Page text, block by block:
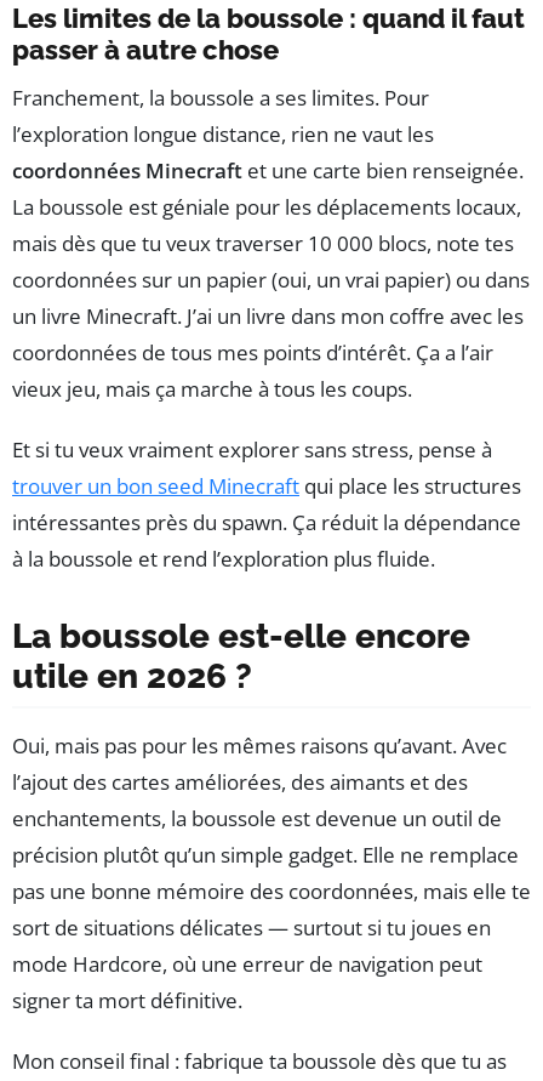
Les limites de la boussole : quand il faut
passer à autre chose
Franchement, la boussole a ses limites. Pour
l’exploration longue distance, rien ne vaut les
coordonnées Minecraft et une carte bien renseignée.
La boussole est géniale pour les déplacements locaux,
mais dès que tu veux traverser 10 000 blocs, note tes
coordonnées sur un papier (oui, un vrai papier) ou dans
un livre Minecraft. J’ai un livre dans mon coffre avec les
coordonnées de tous mes points d’intérêt. Ça a l’air
vieux jeu, mais ça marche à tous les coups.
Et si tu veux vraiment explorer sans stress, pense à
trouver un bon seed Minecraft qui place les structures
intéressantes près du spawn. Ça réduit la dépendance
à la boussole et rend l’exploration plus fluide.
La boussole est-elle encore
utile en 2026 ?
Oui, mais pas pour les mêmes raisons qu’avant. Avec
l’ajout des cartes améliorées, des aimants et des
enchantements, la boussole est devenue un outil de
précision plutôt qu’un simple gadget. Elle ne remplace
pas une bonne mémoire des coordonnées, mais elle te
sort de situations délicates — surtout si tu joues en
mode Hardcore, où une erreur de navigation peut
signer ta mort définitive.
Mon conseil final : fabrique ta boussole dès que tu as